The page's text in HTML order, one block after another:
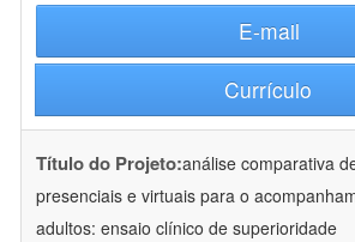
E-mail
Currículo
Título do Projeto:análise comparativa
presenciais e virtuais para o
adultos: ensaio clínico de superioridade